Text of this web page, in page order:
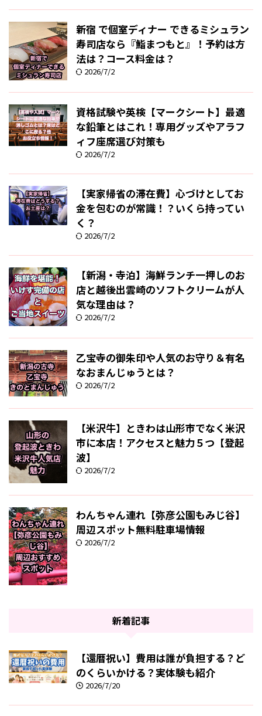
新宿 で個室ディナー できるミシュラン
寿司店なら『鮨まつもと』！予約は方
法は？コース料金は？
2026/7/2
資格試験や英検【マークシート】最適
な鉛筆とはこれ！専用グッズやアラフ
ィフ座席選び対策も
2026/7/2
【実家帰省の滞在費】心づけとしてお
金を包むのが常識！？いくら持ってい
く？
2026/7/2
【新潟・寺泊】海鮮ランチ一押しのお
店と越後出雲崎のソフトクリームが人
気な理由は？
2026/7/2
乙宝寺の御朱印や人気のお守り＆有名
なおまんじゅうとは？
2026/7/2
【米沢牛】ときわは山形市でなく米沢
市に本店！アクセスと魅力５つ【登起
波】
2026/7/2
わんちゃん連れ【弥彦公園もみじ谷】
周辺スポット無料駐車場情報
2026/7/2
新着記事
【還暦祝い】費用は誰が負担する？ど
のくらいかける？実体験も紹介
2026/7/20